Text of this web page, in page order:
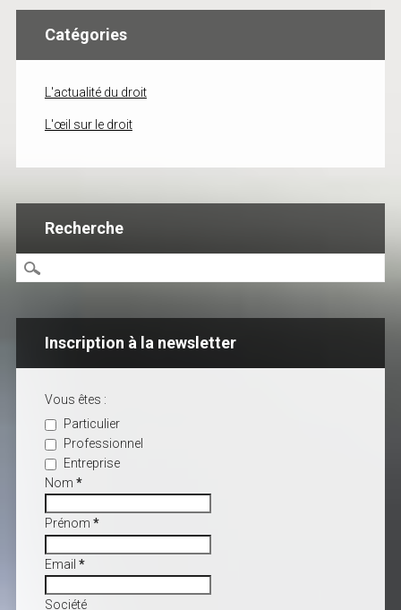
Catégories
L'actualité du droit
L'œil sur le droit
Recherche
Inscription à la newsletter
Vous êtes :
Particulier
Professionnel
Entreprise
Nom *
Prénom *
Email *
Société